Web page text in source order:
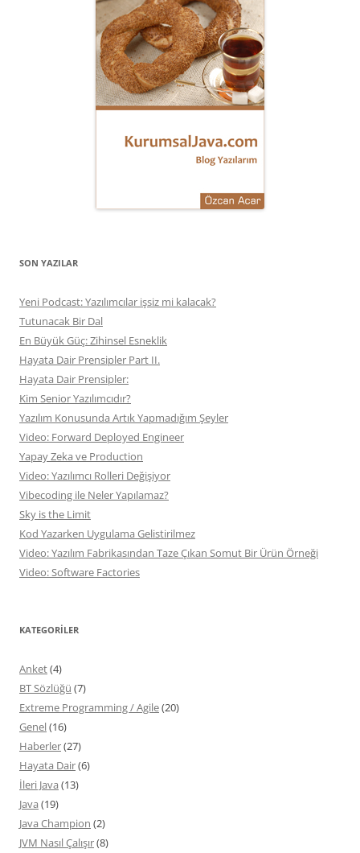
SON YAZILAR
Yeni Podcast: Yazılımcılar işsiz mi kalacak?
Tutunacak Bir Dal
En Büyük Güç: Zihinsel Esneklik
Hayata Dair Prensipler Part II.
Hayata Dair Prensipler:
Kim Senior Yazılımcıdır?
Yazılım Konusunda Artık Yapmadığım Şeyler
Video: Forward Deployed Engineer
Yapay Zeka ve Production
Video: Yazılımcı Rolleri Değişiyor
Vibecoding ile Neler Yapılamaz?
Sky is the Limit
Kod Yazarken Uygulama Gelistirilmez
Video: Yazılım Fabrikasından Taze Çıkan Somut Bir Ürün Örneği
Video: Software Factories
KATEGORILER
Anket(4)
BT Sözlüğü (7)
Extreme Programming / Agile(20)
Genel(16)
Haberler(27)
Hayata Dair(6)
İleri Java (13)
Java (19)
Java Champion (2)
JVM Nasıl Çalışır(8)